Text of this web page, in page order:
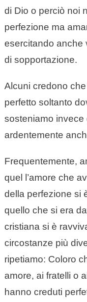
di Dio o perciò noi
perfezione ma
esercitando anche
di sopportazione.
Alcuni credono
perfetto soltanto
sosteniamo invece
ardentemente
Frequentemente,
quel l’amore che
della perfezione si
quello che si era
cristiana si è
circostanze più
ripetiamo: Coloro
amore, ai fratelli o
hanno creduti